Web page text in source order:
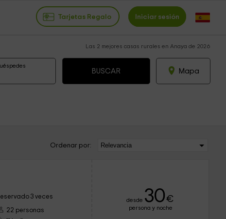
Tarjetas Regalo Iniciar sesión
Las 2 mejores casas rurales en Anaya de 2026
Mapa
Ordenar por:
3 veces
22 personas
desde 30€
persona y noche